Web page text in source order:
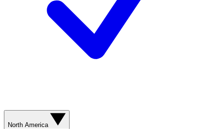
North America